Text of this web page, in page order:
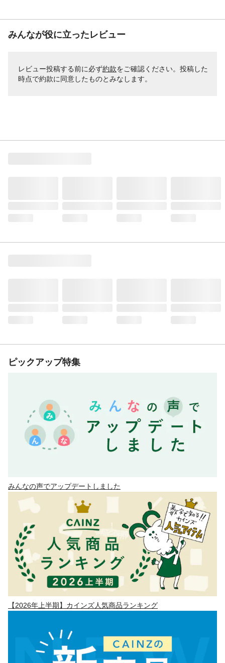
みんなが役に立ったレビュー
レビュー投稿する前に必ず約款をご確認ください。投稿した
時点で約款に同意したものとみなします。
ピックアップ特集
みんなの声でアップデートしました
【2026年上半期】カインズ人気商品ランキング